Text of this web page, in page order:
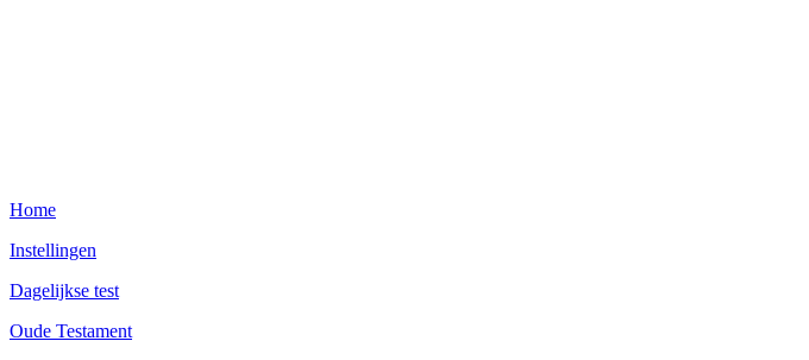
Home
Instellingen
Dagelijkse test
Oude Testament